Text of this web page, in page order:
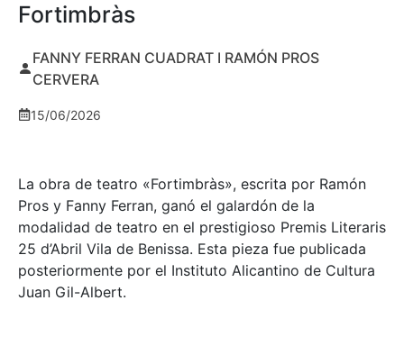
Fortimbràs
FANNY FERRAN CUADRAT I RAMÓN PROS
CERVERA
15/06/2026
La obra de teatro «Fortimbràs», escrita por Ramón
Pros y Fanny Ferran, ganó el galardón de la
modalidad de teatro en el prestigioso Premis Literaris
25 d’Abril Vila de Benissa. Esta pieza fue publicada
posteriormente por el Instituto Alicantino de Cultura
Juan Gil-Albert.